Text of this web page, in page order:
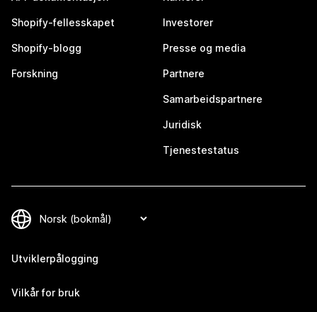
Shopify-fellesskapet
Shopify-blogg
Forskning
Investorer
Presse og media
Partnere
Samarbeidspartnere
Juridisk
Tjenestestatus
Utviklerpålogging
Vilkår for bruk